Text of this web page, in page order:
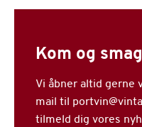
Kom og
Vi åbner altid gerne
mail til
tilmeld dig vores